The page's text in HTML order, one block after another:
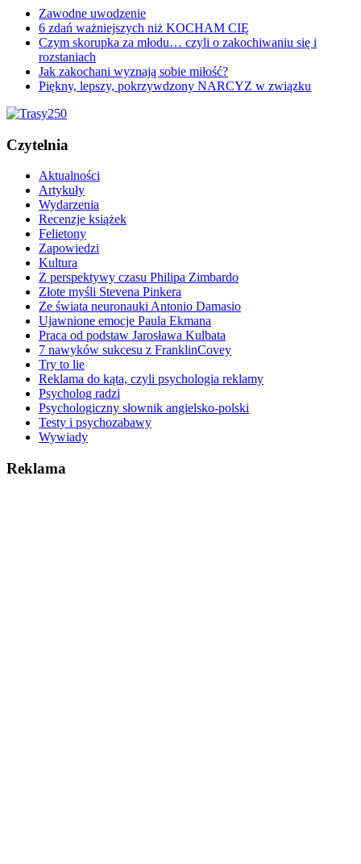
Zawodne uwodzenie
6 zdań ważniejszych niż KOCHAM CIĘ
Czym skorupka za młodu… czyli o zakochiwaniu się i
rozstaniach
Jak zakochani wyznają sobie miłość?
Piękny, lepszy, pokrzywdzony NARCYZ w związku
Czytelnia
Aktualności
Artykuły
Wydarzenia
Recenzje książek
Felietony
Zapowiedzi
Kultura
Z perspektywy czasu Philipa Zimbardo
Złote myśli Stevena Pinkera
Ze świata neuronauki Antonio Damasio
Ujawnione emocje Paula Ekmana
Praca od podstaw Jarosława Kulbata
7 nawyków sukcesu z FranklinCovey
Try to lie
Reklama do kąta, czyli psychologia reklamy
Psycholog radzi
Psychologiczny słownik angielsko-polski
Testy i psychozabawy
Wywiady
Reklama